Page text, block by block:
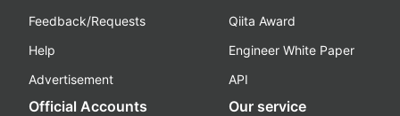
Feedback/Requests
Help
Advertisement
Qiita Award
Engineer White Paper
API
Official Accounts Our service